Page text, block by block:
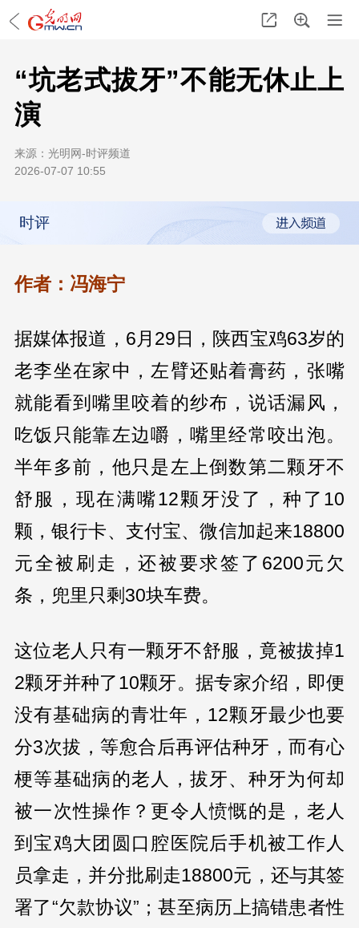
“坑老式拔牙”不能无休止上
演
来源： 光明网-时评频道
2026-07-07 10:55
时评
作者：冯海宁
据媒体报道，6月29日，陕西宝鸡63岁的
老李坐在家中，左臂还贴着膏药，张嘴
就能看到嘴里咬着的纱布，说话漏风，
吃饭只能靠左边嚼，嘴里经常咬出泡。
半年多前，他只是左上倒数第二颗牙不
舒服，现在满嘴12颗牙没了，种了10
颗，银行卡、支付宝、微信加起来18800
元全被刷走，还被要求签了6200元欠
条，兜里只剩30块车费。
这位老人只有一颗牙不舒服，竟被拔掉1
2颗牙并种了10颗牙。据专家介绍，即便
没有基础病的青壮年，12颗牙最少也要
分3次拔，等愈合后再评估种牙，而有心
梗等基础病的老人，拔牙、种牙为何却
被一次性操作？更令人愤慨的是，老人
到宝鸡大团圆口腔医院后手机被工作人
员拿走，并分批刷走18800元，还与其签
署了“欠款协议”；甚至病历上搞错患者性